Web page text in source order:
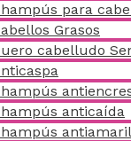
para
Grasos
cabelludo
anticaída